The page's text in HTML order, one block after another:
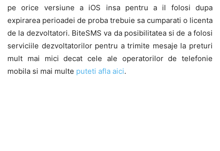
pe orice versiune a iOS insa pentru a il folosi dupa
expirarea perioadei de proba trebuie sa cumparati o licenta
de la dezvoltatori. BiteSMS va da posibilitatea si de a folosi
serviciile dezvoltatorilor pentru a trimite mesaje la preturi
mult mai mici decat cele ale operatorilor de telefonie
mobila si mai multe puteti afla aici.